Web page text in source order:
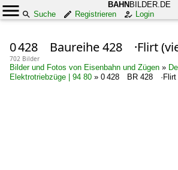
BAHN BILDER.DE
Suche
Registrieren Login
0 428 Baureihe 428 ·Flirt
702 Bilder
Bilder und Fotos von Eisenbahn und Zügen »
Elektrotriebzüge | 94 80 » 0 428 BR 428 ·Flirt